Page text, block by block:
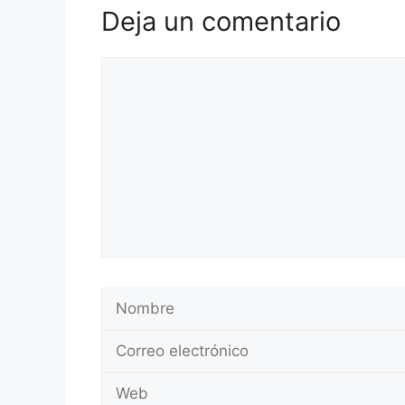
Deja un comentario